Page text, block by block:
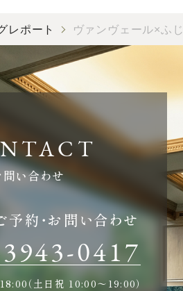
レポート ヴァンヴェール×ふ
問い合わせ
予約・お問い合わせ
0417
（土日祝 10:00〜19:00）